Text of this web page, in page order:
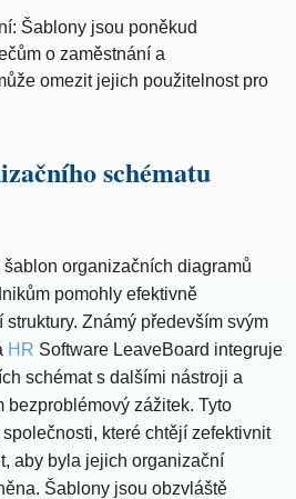
Šablony jsou poněkud
o zaměstnání a
omezit jejich použitelnost pro
schématu
organizačních diagramů
pomohly efektivně
Známý především svým
HR Software LeaveBoard integruje
schémat s dalšími nástroji a
bezproblémový zážitek. Tyto
které chtějí zefektivnit
aby byla jejich organizační
Šablony jsou obzvláště